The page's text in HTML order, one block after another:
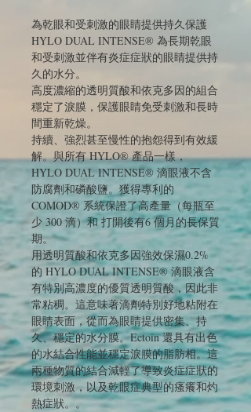
為乾眼和受刺激的眼睛提供持久保護
HYLO DUAL INTENSE® 為長期乾眼
和受刺激並伴有炎症症狀的眼睛提供持
久的水分。
高度濃縮的透明質酸和依克多因的組合
穩定了淚膜，保護眼睛免受刺激和長時
間重新乾燥。
持續、強烈甚至慢性的抱怨得到有效緩
解。與所有 HYLO® 產品一樣，
HYLO DUAL INTENSE® 滴眼液不含
防腐劑和磷酸鹽。獲得專利的
COMOD® 系統保證了高產量（每瓶至
少 300 滴）和 打開後有6 個月的長保質
期。
用透明質酸和依克多因強效保濕0.2%
的 HYLO DUAL INTENSE® 滴眼液含
有特別高濃度的優質透明質酸，因此非
常粘稠。這意味著滴劑特別好地粘附在
眼睛表面，從而為眼睛提供密集、持
久、穩定的水分膜。Ectoin 還具有出色
的水結合性能並穩定淚膜的脂肪相。這
兩種物質的結合減輕了導致炎症症狀的
環境刺激，以及乾眼症典型的瘙癢和灼
熱症狀。。